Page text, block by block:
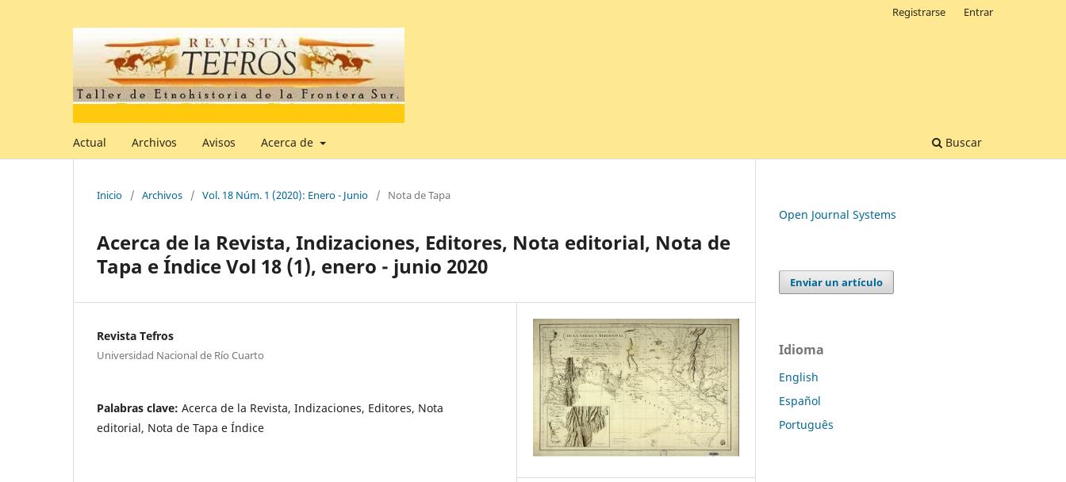
Actual Archivos Avisos Acerca de Buscar
Registrarse Entrar
Inicio / Archivos / Vol. 18 Núm. 1 (2020): Enero - Junio / Nota de Tapa
Acerca de la Revista, Indizaciones, Editores, Nota editorial, Nota de
Tapa e Índice Vol 18 (1), enero - junio 2020
Revista Tefros
Universidad Nacional de Río Cuarto
Palabras clave: Acerca de la Revista, Indizaciones, Editores, Nota
editorial, Nota de Tapa e Índice
Open Journal Systems
Enviar un artículo
Idioma
English
Español
Português